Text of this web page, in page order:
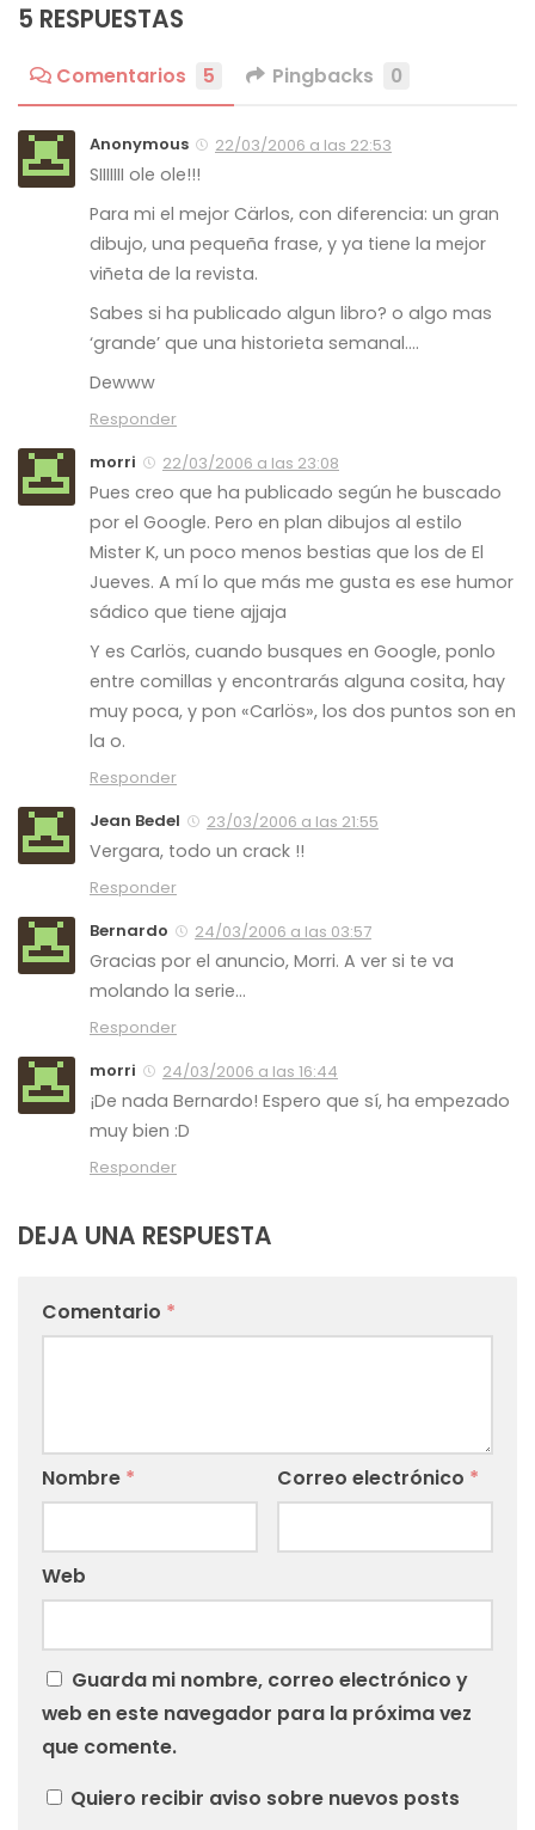
5 RESPUESTAS
Comentarios 5 Pingbacks 0
Anonymous 22/03/2006 a las 22:53
SIIIIIII ole ole!!!
Para mi el mejor Cärlos, con diferencia: un gran
dibujo, una pequeña frase, y ya tiene la mejor
viñeta de la revista.
Sabes si ha publicado algun libro? o algo mas
‘grande’ que una historieta semanal….
Dewww
Responder
morri
22/03/2006 a las 23:08
Pues creo que ha publicado según he buscado
por el Google. Pero en plan dibujos al estilo
Mister K, un poco menos bestias que los de El
Jueves. A mí lo que más me gusta es ese humor
sádico que tiene ajjaja
Y es Carlös, cuando busques en Google, ponlo
entre comillas y encontrarás alguna cosita, hay
muy poca, y pon «Carlös», los dos puntos son en
la o.
Responder
Jean Bedel
23/03/2006 a las 21:55
Vergara, todo un crack !!
Responder
Bernardo
24/03/2006 a las 03:57
Gracias por el anuncio, Morri. A ver si te va
molando la serie…
Responder
morri
24/03/2006 a las 16:44
¡De nada Bernardo! Espero que sí, ha empezado
muy bien :D
Responder
DEJA UNA RESPUESTA
Comentario *
Nombre * Correo electrónico *
Web
Guarda mi nombre, correo electrónico y
web en este navegador para la próxima vez
que comente.
Quiero recibir aviso sobre nuevos posts